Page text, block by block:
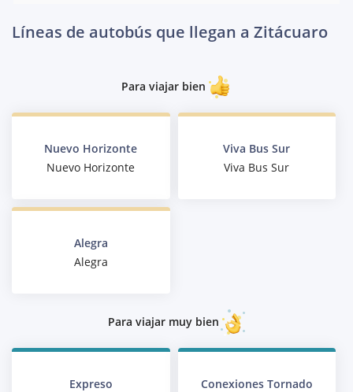
Líneas de autobús que llegan a Zitácuaro
Para viajar bien
Nuevo Horizonte
Nuevo Horizonte
Viva Bus Sur
Viva Bus Sur
Alegra
Alegra
Para viajar muy bien
Expreso
Conexiones Tornado